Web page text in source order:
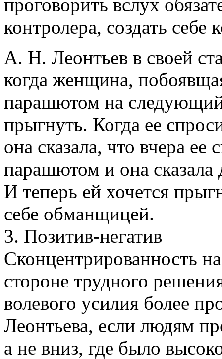
проговорить вслух
контролера, создать
А. Н. Леонтьев в своей
когда женщина,
парашютом на следующий
прыгнуть. Когда ее
она сказала, что вчера
парашютом и она сказала
И теперь ей хочется
себе обманщицей.
3. Позитив-негатив
Сконцентрированность
стороне трудного
волевого усилия более
Леонтьева, если людям
а не вниз, где было